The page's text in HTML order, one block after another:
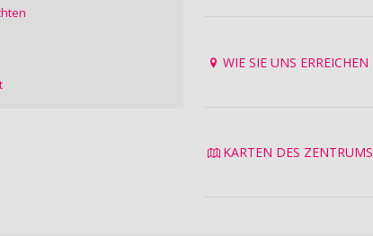
WIE SIE UNS ERREICHEN
KARTEN DES ZENTRUMS